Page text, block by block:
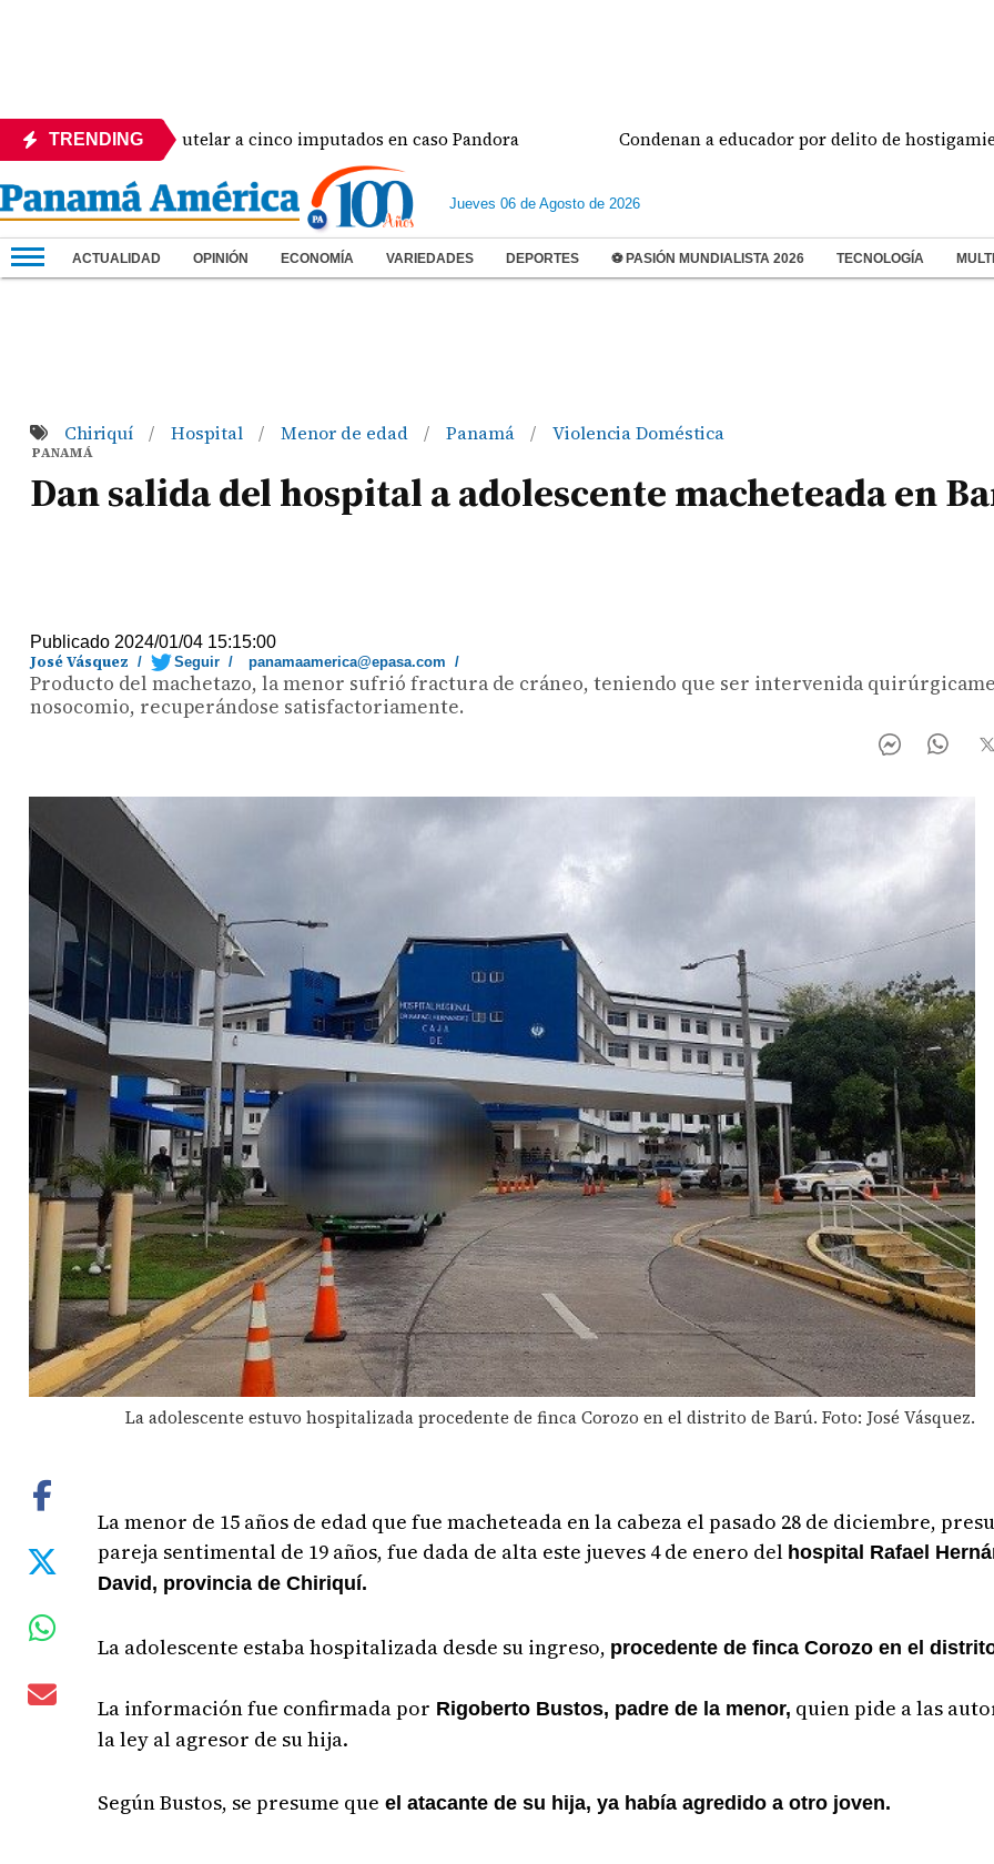
TRENDING
de medida cautelar a cinco imputados en caso Pandora Condenan a educador por delito de hostigamiento
Jueves 06 de Agosto de 2026
ACTUALIDAD OPINIÓN ECONOMÍA VARIEDADES DEPORTES ⚽ PASIÓN MUNDIALISTA 2026 TECNOLOGÍA
Chiriquí / Hospital / Menor de edad / Panamá / Violencia Doméstica
PANAMÁ
Dan salida del hospital a adolescente macheteada en
Publicado 2024/01/04 15:15:00
José Vásquez / Seguir / panamaamerica@epasa.com /
Producto del machetazo, la menor sufrió fractura de cráneo, teniendo que ser intervenida
nosocomio, recuperándose satisfactoriamente.
La adolescente estuvo hospitalizada procedente de finca Corozo en el distrito de Barú. Foto: José Vásquez.
La menor de 15 años de edad que fue macheteada en la cabeza el pasado 28 de diciembre,
pareja sentimental de 19 años, fue dada de alta este jueves 4 de enero del hospital Rafael
David, provincia de Chiriquí.
La adolescente estaba hospitalizada desde su ingreso, procedente de finca Corozo en el
La información fue confirmada por Rigoberto Bustos, padre de la menor, quien pide a las
la ley al agresor de su hija.
Según Bustos, se presume que el atacante de su hija, ya había agredido a otro joven.